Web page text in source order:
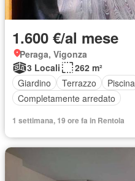
1.600 €/al mese
Peraga, Vigonza
3 Locali
262 m²
Giardino
Terrazzo Piscina
Completamente arredato
1 settimana, 19 ore fa in Rentola